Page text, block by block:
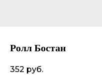
Ролл Бостан
352 руб.